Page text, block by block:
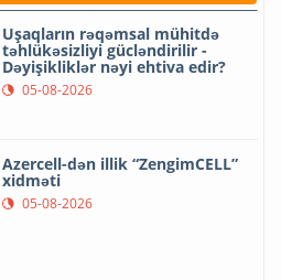
Uşaqların rəqəmsal mühitdə
təhlükəsizliyi gücləndirilir -
Dəyişikliklər nəyi ehtiva edir?
05-08-2026
Azercell-dən illik “ZengimCELL”
xidməti
05-08-2026